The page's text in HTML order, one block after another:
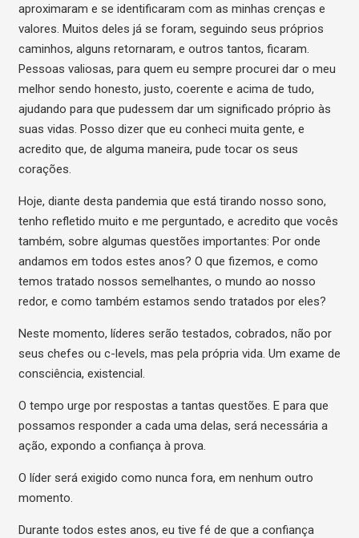
aproximaram e se identificaram com as minhas crenças e
valores. Muitos deles já se foram, seguindo seus próprios
caminhos, alguns retornaram, e outros tantos, ficaram.
Pessoas valiosas, para quem eu sempre procurei dar o meu
melhor sendo honesto, justo, coerente e acima de tudo,
ajudando para que pudessem dar um significado próprio às
suas vidas. Posso dizer que eu conheci muita gente, e
acredito que, de alguma maneira, pude tocar os seus
corações.
Hoje, diante desta pandemia que está tirando nosso sono,
tenho refletido muito e me perguntado, e acredito que vocês
também, sobre algumas questões importantes: Por onde
andamos em todos estes anos? O que fizemos, e como
temos tratado nossos semelhantes, o mundo ao nosso
redor, e como também estamos sendo tratados por eles?
Neste momento, líderes serão testados, cobrados, não por
seus chefes ou c-levels, mas pela própria vida. Um exame de
consciência, existencial.
O tempo urge por respostas a tantas questões. E para que
possamos responder a cada uma delas, será necessária a
ação, expondo a confiança à prova.
O líder será exigido como nunca fora, em nenhum outro
momento.
Durante todos estes anos, eu tive fé de que a confiança